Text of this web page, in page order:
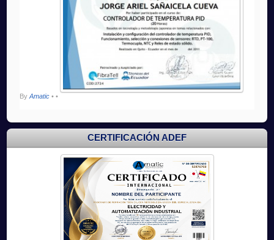
ByAmatic • •
CERTIFICACIÓN ADEF